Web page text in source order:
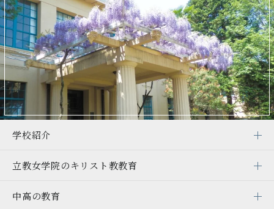
学校紹介
立教女学院のキリスト教教育
中高の教育